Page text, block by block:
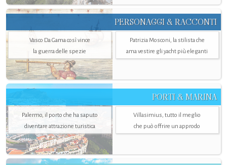
PERSONAGGI & RACCONTI
Vasco Da Gama così vince
la guerra delle spezie
Patrizia Mosconi, la stilista che
ama vestire gli yacht più eleganti
PORTI & MARINA
Palermo, il porto che ha saputo
diventare attrazione turistica
Villasimius, tutto il meglio
che può offrire un approdo